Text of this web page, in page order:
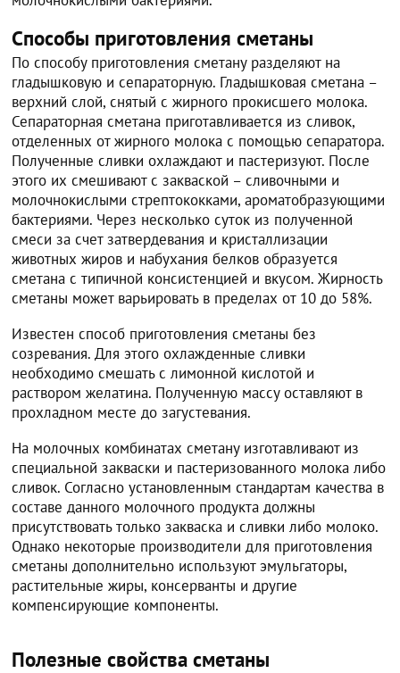
Способы приготовления сметаны
По способу приготовления сметану разделяют на
гладышковую и сепараторную. Гладышковая сметана –
верхний слой, снятый с жирного прокисшего молока.
Сепараторная сметана приготавливается из сливок,
отделенных от жирного молока с помощью сепаратора.
Полученные сливки охлаждают и пастеризуют. После
этого их смешивают с закваской – сливочными и
молочнокислыми стрептококками, ароматобразующими
бактериями. Через несколько суток из полученной
смеси за счет затвердевания и кристаллизации
животных жиров и набухания белков образуется
сметана с типичной консистенцией и вкусом. Жирность
сметаны может варьировать в пределах от 10 до 58%.
Известен способ приготовления сметаны без
созревания. Для этого охлажденные сливки
необходимо смешать с лимонной кислотой и
раствором желатина. Полученную массу оставляют в
прохладном месте до загустевания.
На молочных комбинатах сметану изготавливают из
специальной закваски и пастеризованного молока либо
сливок. Согласно установленным стандартам качества в
составе данного молочного продукта должны
присутствовать только закваска и сливки либо молоко.
Однако некоторые производители для приготовления
сметаны дополнительно используют эмульгаторы,
растительные жиры, консерванты и другие
компенсирующие компоненты.
Полезные свойства сметаны